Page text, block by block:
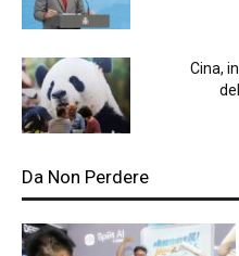
Cina,
Da Non Perdere